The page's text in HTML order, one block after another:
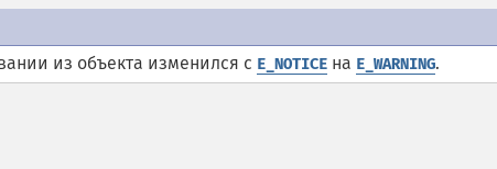
из объекта изменился с E_NOTICE на E_WARNING.